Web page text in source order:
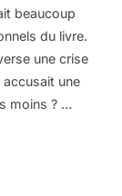
beaucoup
du livre.
une crise
accusait une
moins ? …